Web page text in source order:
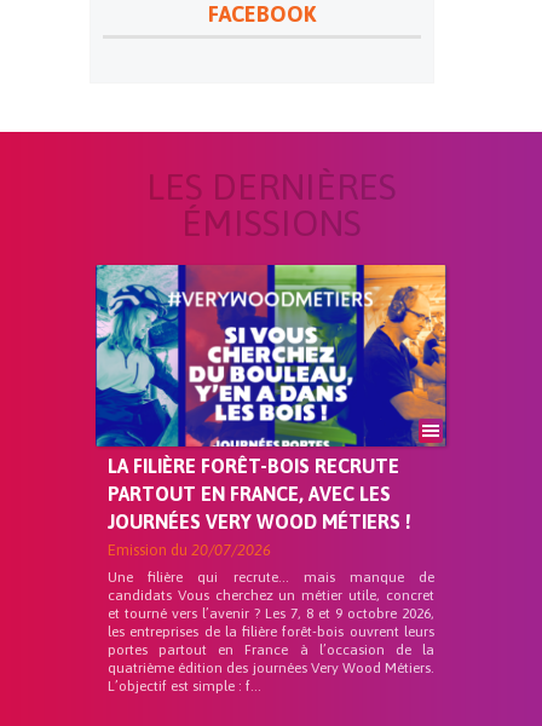
FACEBOOK
LES DERNIÈRES
ÉMISSIONS
LA FILIÈRE FORÊT-BOIS RECRUTE
PARTOUT EN FRANCE, AVEC LES
JOURNÉES VERY WOOD MÉTIERS !
Emission du 20/07/2026
Une filière qui recrute… mais manque de
candidats Vous cherchez un métier utile, concret
et tourné vers l’avenir ? Les 7, 8 et 9 octobre 2026,
les entreprises de la filière forêt-bois ouvrent leurs
portes partout en France à l’occasion de la
quatrième édition des journées Very Wood Métiers.
L’objectif est simple : f...